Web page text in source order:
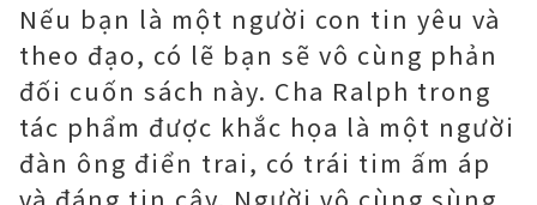
Nếu bạn là một người con tin yêu và
theo đạo, có lẽ bạn sẽ vô cùng phản
đối cuốn sách này. Cha Ralph trong
tác phẩm được khắc họa là một người
đàn ông điển trai, có trái tim ấm áp